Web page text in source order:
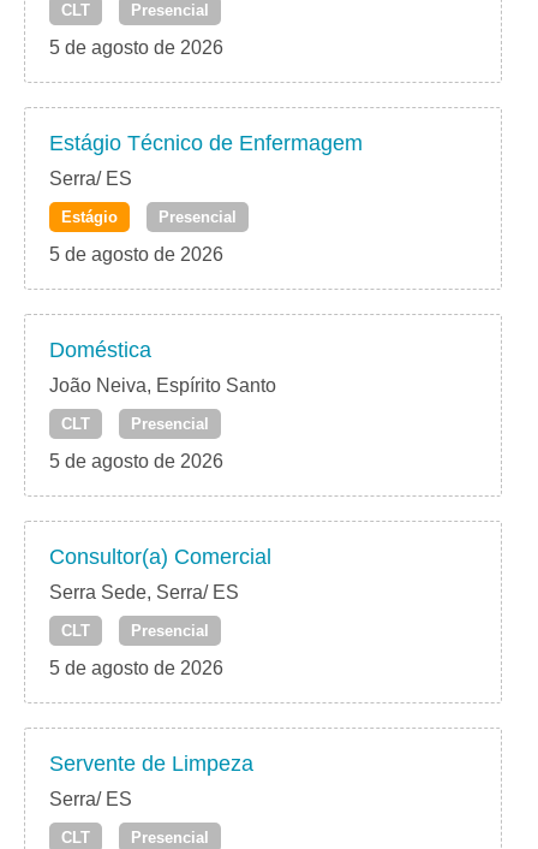
CLT Presencial
5 de agosto de 2026
Estágio Técnico de Enfermagem
Serra/ ES
Estágio Presencial
5 de agosto de 2026
Doméstica
João Neiva, Espírito Santo
CLT Presencial
5 de agosto de 2026
Consultor(a) Comercial
Serra Sede, Serra/ ES
CLT Presencial
5 de agosto de 2026
Servente de Limpeza
Serra/ ES
CLT Presencial